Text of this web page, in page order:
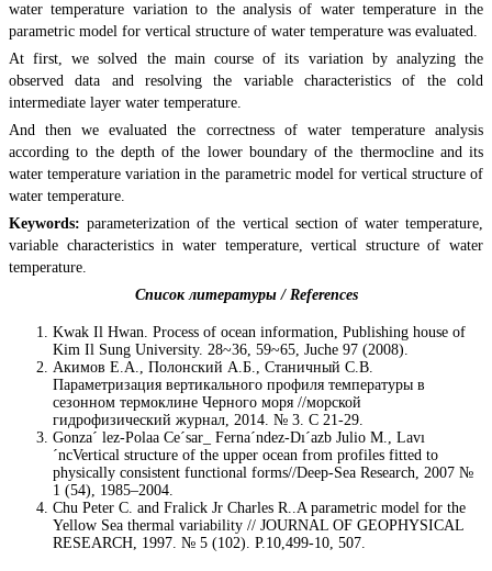
water temperature variation to the analysis of water temperature in the
parametric model for vertical structure of water temperature was evaluated.
At first, we solved the main course of its variation by analyzing the
observed data and resolving the variable characteristics of the cold
intermediate layer water temperature.
And then we evaluated the correctness of water temperature analysis
according to the depth of the lower boundary of the thermocline and its
water temperature variation in the parametric model for vertical structure of
water temperature.
Keywords: parameterization of the vertical section of water temperature,
variable characteristics in water temperature, vertical structure of water
temperature.
Список литературы / References
Kwak Il Hwan. Рrocess of ocean information, Publishing house of
Kim Il Sung University. 28~36, 59~65, Juche 97 (2008).
Акимов Е.А., Полонский А.Б., Станичный С.В.
Параметризация вертикального профиля температуры в
сезонном термоклине Черного моря //морской
гидрофизический журнал, 2014. № 3. С 21-29.
Gonza´ lez-Polaa Ce´sar_ Ferna´ndez-Dı´azb Julio M., Lavı
´ncVertical structure of the upper ocean from profiles fitted to
physically consistent functional forms//Deep-Sea Research, 2007 №
1 (54), 1985–2004.
Chu Peter C. and Fralick Jr Charles R..A parametric model for the
Yellow Sea thermal variability // JOURNAL OF GEOPHYSICAL
RESEARCH, 1997. № 5 (102). P.10,499-10, 507.